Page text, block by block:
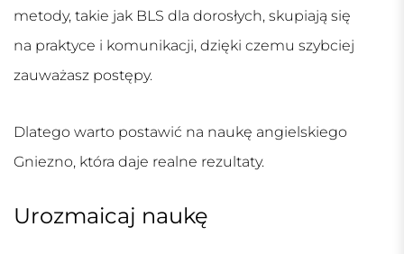
metody, takie jak BLS dla dorosłych, skupiają się
na praktyce i komunikacji, dzięki czemu szybciej
zauważasz postępy.
Dlatego warto postawić na naukę angielskiego
Gniezno, która daje realne rezultaty.
Urozmaicaj naukę